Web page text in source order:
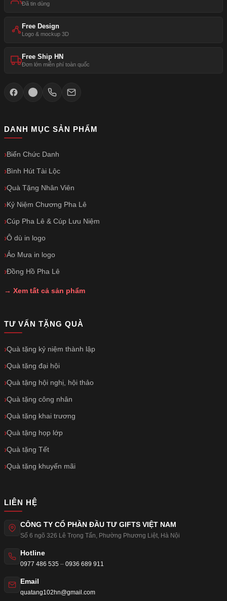
Đã tin dùng
Free Design
Logo & mockup 3D
Free Ship HN
Đơn lớn miễn phí toàn quốc
DANH MỤC SẢN PHẨM
Biển Chức Danh
Bình Hút Tài Lộc
Quà Tặng Nhân Viên
Kỷ Niệm Chương Pha Lê
Cúp Pha Lê & Cúp Lưu Niệm
Ô dù in logo
Áo Mưa in logo
Đồng Hồ Pha Lê
→ Xem tất cả sản phẩm
TƯ VẤN TẶNG QUÀ
Quà tặng kỷ niệm thành lập
Quà tặng đại hội
Quà tặng hội nghị, hội thảo
Quà tặng công nhân
Quà tặng khai trương
Quà tặng họp lớp
Quà tặng Tết
Quà tặng khuyến mãi
LIÊN HỆ
CÔNG TY CỔ PHẦN ĐẦU TƯ GIFTS VIỆT NAM
Số 6 ngõ 326 Lê Trọng Tấn, Phường Phương Liệt, Hà Nội
Hotline
0977 486 535 – 0936 689 911
Email
quatang102hn@gmail.com